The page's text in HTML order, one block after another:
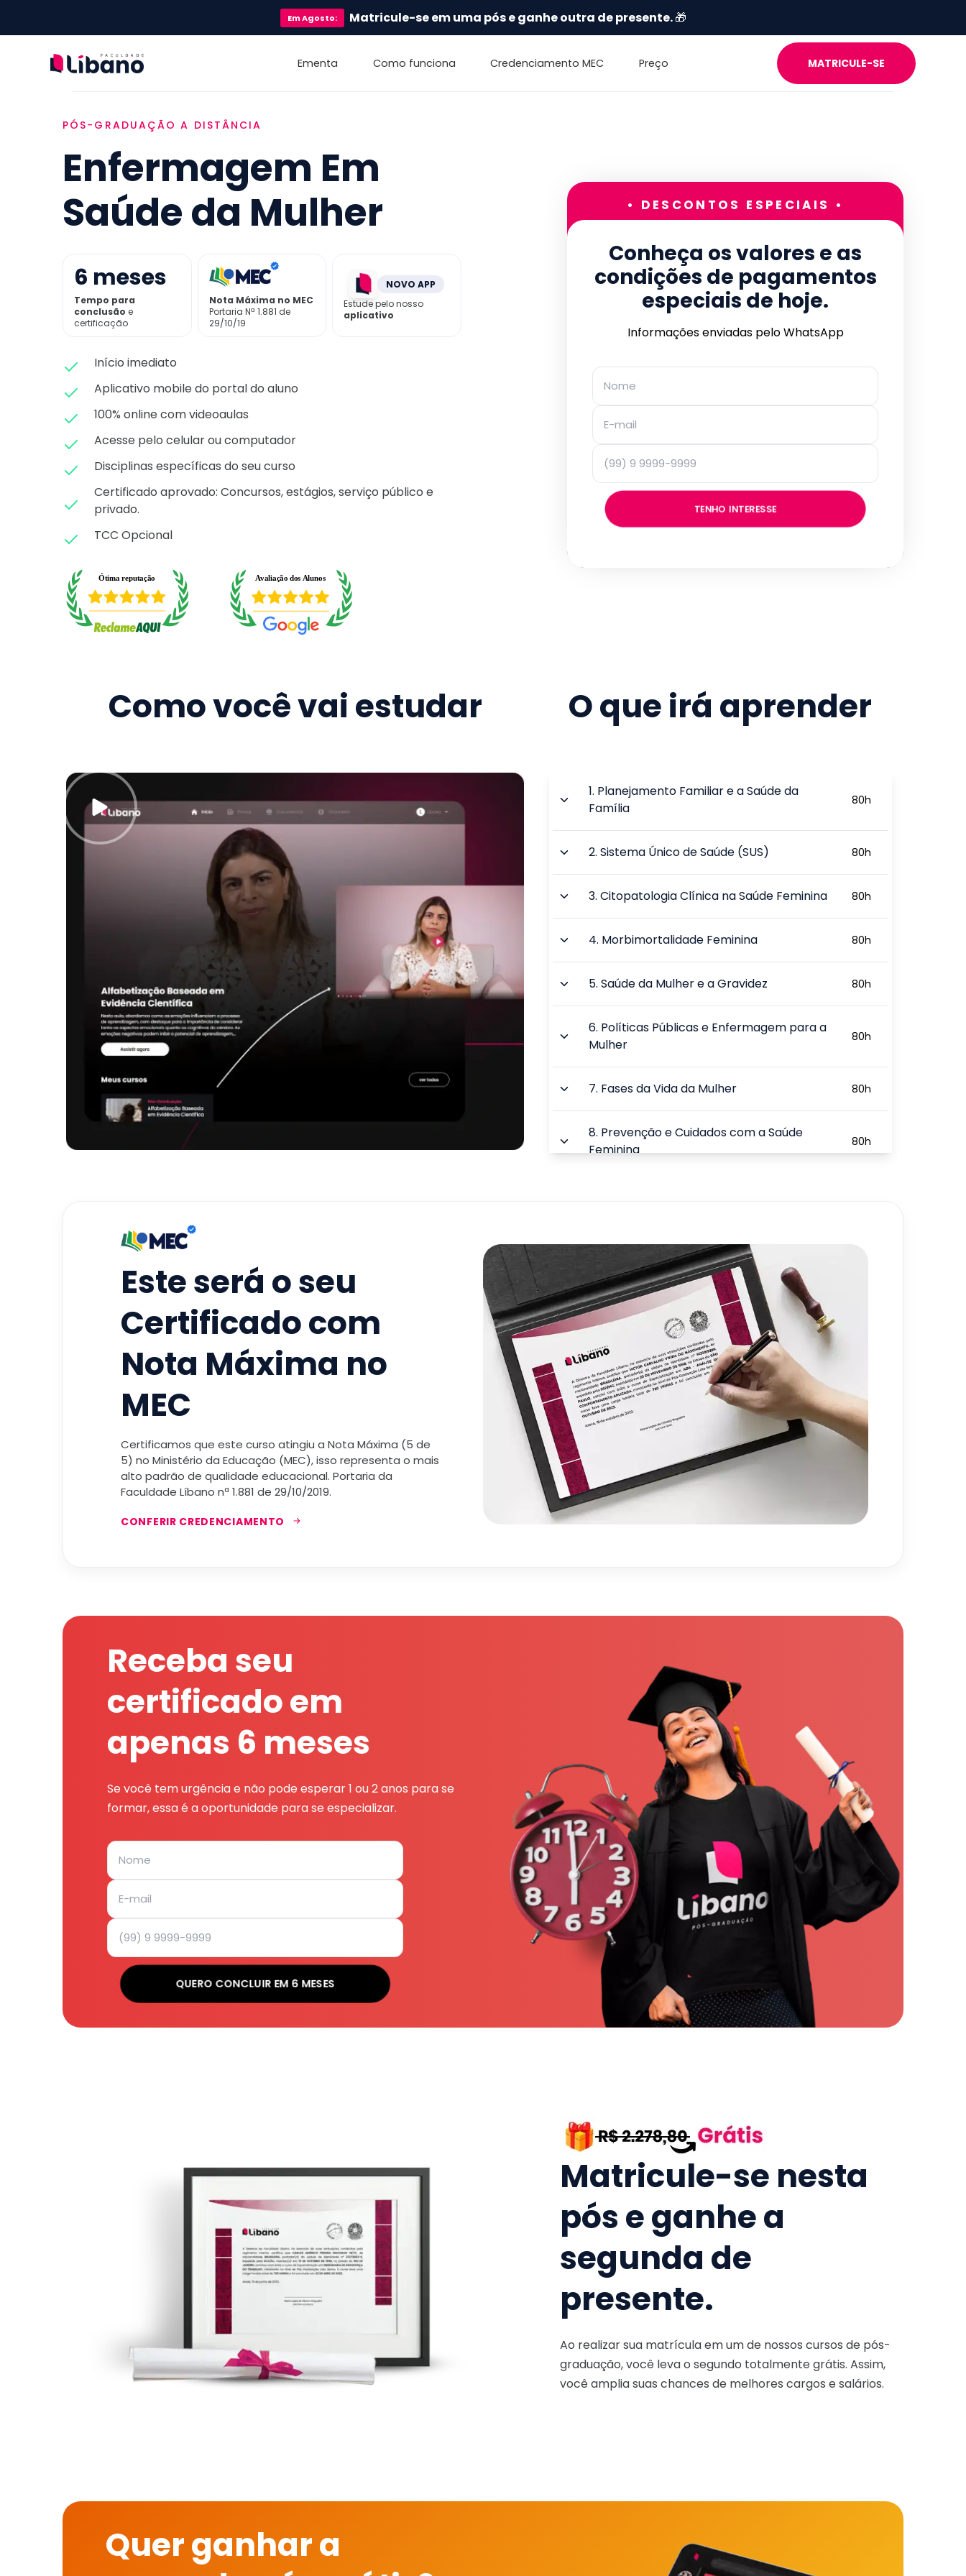
EmAgosto: Matricule-se em uma pós e ganhe outra de presente.🎁
Ementa Como funciona Credenciamento MEC Preço MATRICULE-SE
PÓS-GRADUAÇÃO A DISTÂNCIA
Enfermagem Em
Saúde da Mulher
6 meses
Tempo para
conclusão e
certificação
Nota Máxima no MEC
Portaria Nª 1.881 de
29/10/19
NOVO APP
Estude pelo nosso
aplicativo
Início imediato
Aplicativo mobile do portal do aluno
100% online com videoaulas
Acesse pelo celular ou computador
Disciplinas específicas do seu curso
Certificado aprovado: Concursos, estágios, serviço público e
privado.
TCC Opcional
• DESCONTOS ESPECIAIS •
Conheça os valores e as
condições de pagamentos
especiais de hoje.
Informações enviadas pelo WhatsApp
TENHO INTERESSE
Como você vai estudar O que irá aprender
1. Planejamento Familiar e a Saúde da
Família
80h
2.Sistema Único de Saúde (SUS) 80h
3.Citopatologia Clínica na Saúde Feminina 80h
4. Morbimortalidade Feminina 80h
5.Saúde da Mulher e a Gravidez 80h
6. Políticas Públicas e Enfermagem para a
Mulher
80h
7. Fases da Vida da Mulher 80h
8. Prevenção e Cuidados com a Saúde
Feminina
80h
Este será o seu
Certificado com
Nota Máxima no
MEC
Certificamos que este curso atingiu a Nota Máxima (5 de
5) no Ministério da Educação (MEC), isso representa o mais
alto padrão de qualidade educacional. Portaria da
Faculdade Líbano nª 1.881 de 29/10/2019.
CONFERIR CREDENCIAMENTO
Receba seu
certificado em
apenas 6 meses
Se você tem urgência e não pode esperar 1 ou 2 anos para se
formar, essa é a oportunidade para se especializar.
QUERO CONCLUIR EM 6 MESES
Matricule-se nesta
pós e ganhe a
segunda de
presente.
Ao realizar sua matrícula em um de nossos cursos de pós-
graduação, você leva o segundo totalmente grátis. Assim,
você amplia suas chances de melhores cargos e salários.
Quer ganhar a